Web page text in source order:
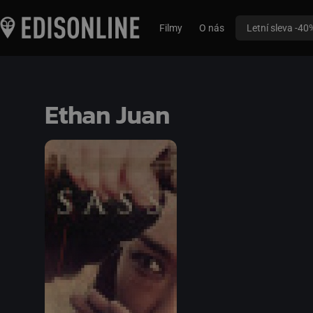
Filmy O nás Letní sleva -
Ethan Juan